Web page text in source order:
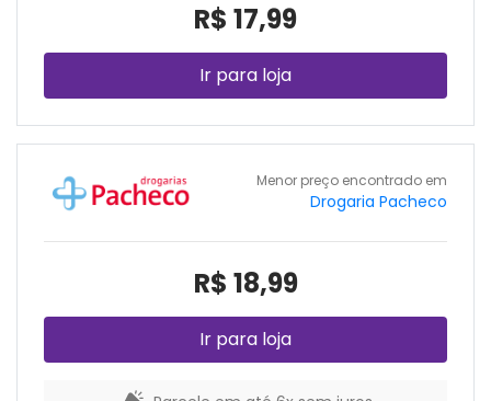
R$ 17,99
Ir para loja
Menor preço encontrado em
Drogaria Pacheco
R$ 18,99
Ir para loja